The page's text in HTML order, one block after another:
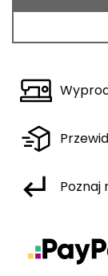
Poznaj